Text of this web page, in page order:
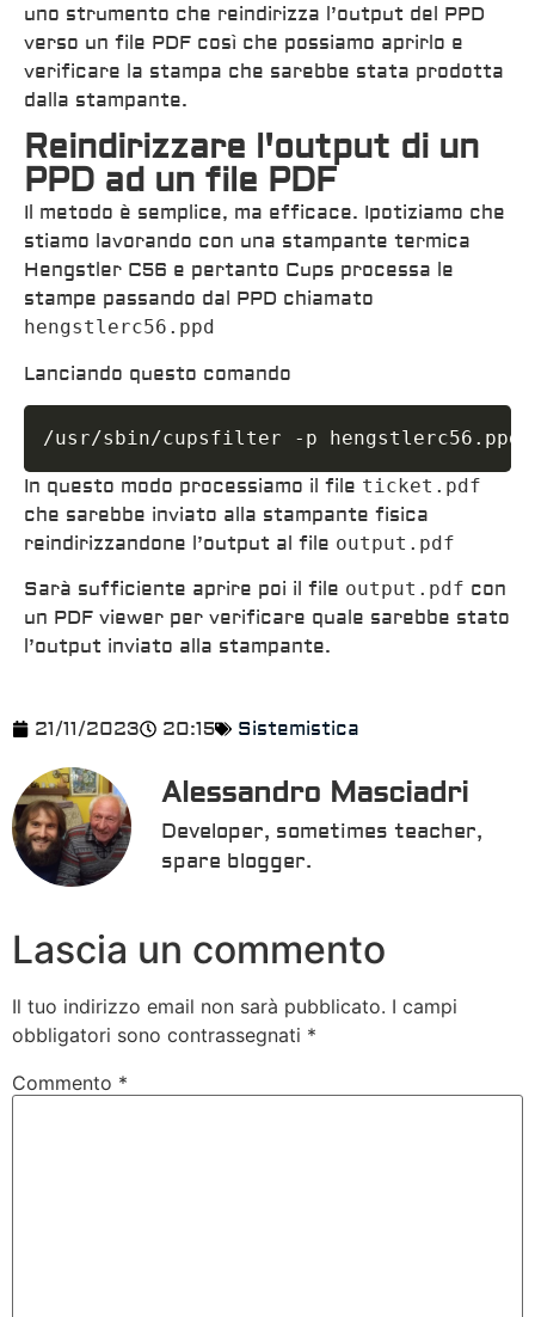
uno strumento che reindirizza l’output del PPD
verso un file PDF così che possiamo aprirlo e
verificare la stampa che sarebbe stata prodotta
dalla stampante.
Reindirizzare l'output di un
PPD ad un file PDF
Il metodo è semplice, ma efficace. Ipotiziamo che
stiamo lavorando con una stampante termica
Hengstler C56 e pertanto Cups processa le
stampe passando dal PPD chiamato
hengstlerc56.ppd
Lanciando questo comando
/usr/sbin/cupsfilter -p
In questo modo processiamo il file ticket.pdf
che sarebbe inviato alla stampante fisica
reindirizzandone l’output al file output.pdf
Sarà sufficiente aprire poi il file output.pdf con
un PDF viewer per verificare quale sarebbe stato
l’output inviato alla stampante.
21/11/2023 20:15 Sistemistica
Alessandro Masciadri
Developer, sometimes teacher,
spare blogger.
Lascia un commento
Il tuo indirizzo email non sarà pubblicato. I campi
obbligatori sono contrassegnati *
Commento *